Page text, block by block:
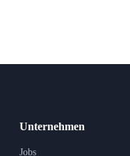
Unternehmen
Jobs